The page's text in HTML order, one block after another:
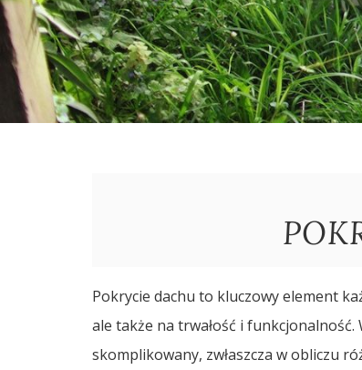
Pokrycie dachu to kluczowy element
ale także na trwałość i
skomplikowany, zwłaszcza w obliczu